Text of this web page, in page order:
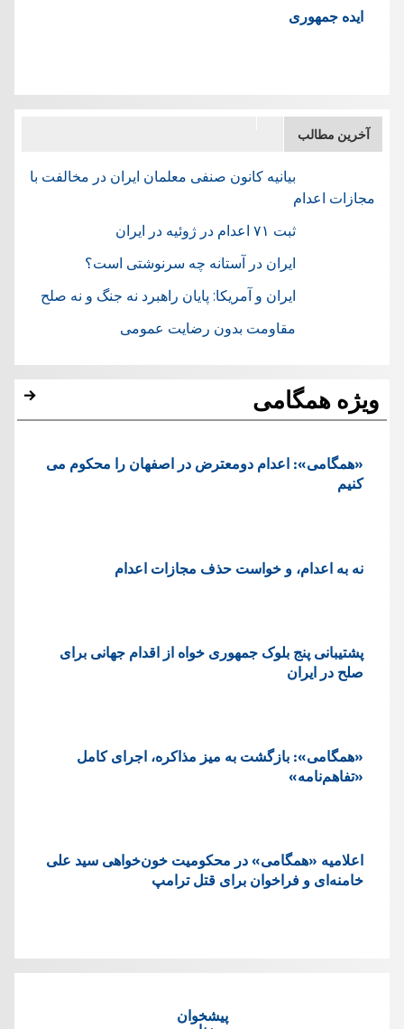
ایده جمهوری
آخرین مطالب
بیانیه کانون صنفی معلمان ایران در مخالفت با
مجازات اعدام
ثبت ۷۱ اعدام در ژوئيه در ایران
ایران در آستانه چه سرنوشتی است؟
ایران و آمریکا: پایان راهبرد نه جنگ و نه صلح
مقاومت بدون رضایت عمومی
ویژه همگامی
«همگامی»: اعدام دومعترض در اصفهان را محکوم می
کنیم
نه به اعدام، و خواست حذف مجازات اعدام
پشتيبانی پنج بلوک جمهوری خواه از اقدام جهانی برای
صلح در ایران
«همگامی»: بازگشت به میز مذاکره، اجرای کامل
«تفاهم‌نامه»
اعلامیه «همگامی» در محکومیت خون‌خواهی سید علی
خامنه‌ای و فراخوان برای قتل ترامپ
پیشخوان